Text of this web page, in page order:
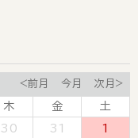
<前月 今月 次月>
木 金
土
30 31 1